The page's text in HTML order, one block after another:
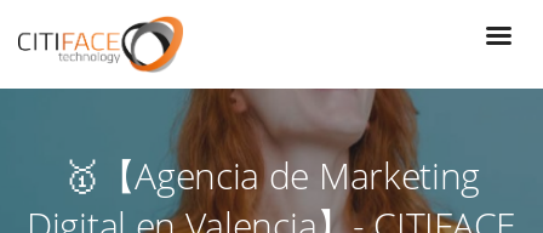
contenido
🥇【Agencia de Marketing